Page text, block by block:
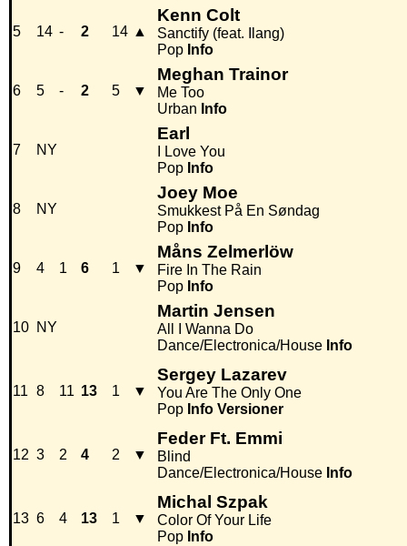
5 14 - 2 14 ▲
Kenn Colt
Sanctify (feat. Ilang)
Pop Info
6 5 - 2 5 ▼
Meghan Trainor
Me Too
Urban Info
7 NY
Earl
I Love You
Pop Info
8 NY
Joey Moe
Smukkest På En Søndag
Pop Info
9 4 1 6 1 ▼
Måns Zelmerlöw
Fire In The Rain
Pop Info
10 NY
Martin Jensen
All I Wanna Do
Dance/Electronica/House Info
11 8 11 13 1 ▼
Sergey Lazarev
You Are The Only One
Pop Info Versioner
12 3 2 4 2 ▼
Feder Ft. Emmi
Blind
Dance/Electronica/House Info
13 6 4 13 1 ▼
Michal Szpak
Color Of Your Life
Pop Info